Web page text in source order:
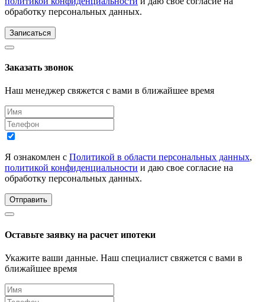
обработку персональных данных.
Записаться
Заказать звонок
Наш менеджер свяжется с вами в ближайшее время
Я ознакомлен с Политикой в области персональных данных,
политикой конфиденциальности и даю свое согласие на
обработку персональных данных.
Отправить
Оставьте заявку на расчет ипотеки
Укажите ваши данные. Наш специалист свяжется с вами в
ближайшее время